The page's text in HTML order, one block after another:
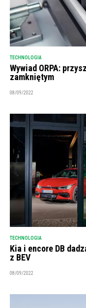
TECHNOLOGIA
Wywiad ORPA:
zamkniętym
08/09/2022
TECHNOLOGIA
Kia i encore DB
z BEV
08/09/2022